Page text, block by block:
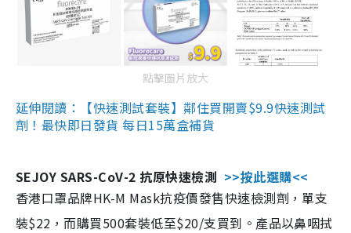
點擊圖片放大
延伸閱讀：【快速測試套裝】鄰住買開賣$9.9快速測試
劑！最快即日發貨 每日15萬盒補貨
SEJOY SARS-CoV-2 抗原快速檢測 >>按此選購<<
香港口罩品牌HK-M Mask抗疫價發售快速檢測劑，單支
裝$22，而購買500套裝低至$20/支買到。產品以鼻咽拭